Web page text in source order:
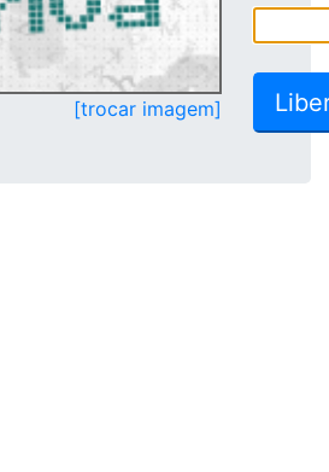
[trocar imagem]